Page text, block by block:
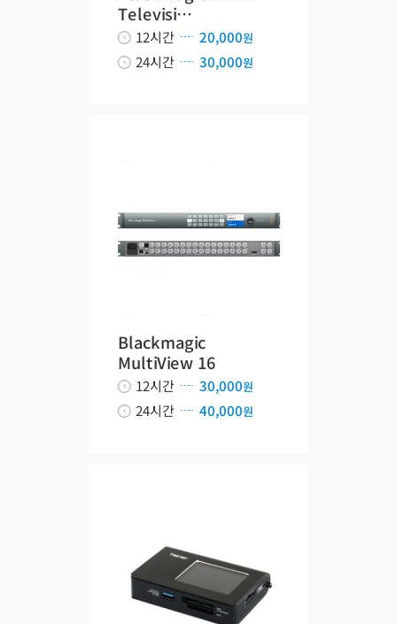
Televisi…
12시간 20,000원
24시간 30,000원
Blackmagic
MultiView 16
12시간 30,000원
24시간 40,000원